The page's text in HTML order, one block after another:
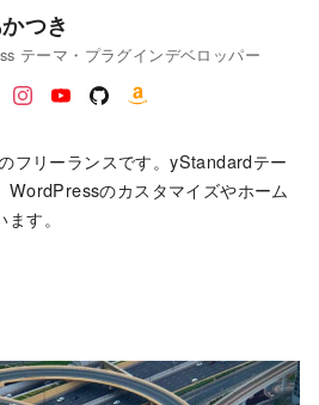
つき
テーマ・プラグインデベロッパー
フリーランスです。yStandardテー
WordPressのカスタマイズやホーム
す。